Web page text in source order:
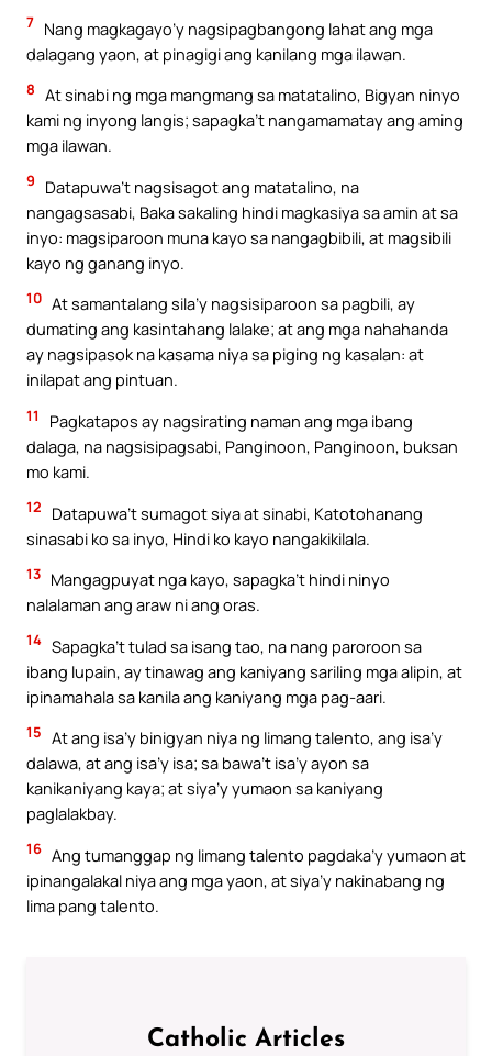
7 Nang magkagayo’y nagsipagbangong lahat ang mga
dalagang yaon, at pinagigi ang kanilang mga ilawan.
8 At sinabi ng mga mangmang sa matatalino, Bigyan ninyo
kami ng inyong langis; sapagka’t nangamamatay ang aming
mga ilawan.
9
Datapuwa’t nagsisagot ang matatalino, na
nangagsasabi, Baka sakaling hindi magkasiya sa amin at sa
inyo: magsiparoon muna kayo sa nangagbibili, at magsibili
kayo ng ganang inyo.
10 At samantalang sila’y nagsisiparoon sa pagbili, ay
dumating ang kasintahang lalake; at ang mga nahahanda
ay nagsipasok na kasama niya sa piging ng kasalan: at
inilapat ang pintuan.
11
Pagkatapos ay nagsirating naman ang mga ibang
dalaga, na nagsisipagsabi, Panginoon, Panginoon, buksan
mo kami.
12
Datapuwa’t sumagot siya at sinabi, Katotohanang
sinasabi ko sa inyo, Hindi ko kayo nangakikilala.
13 Mangagpuyat nga kayo, sapagka’t hindi ninyo
nalalaman ang araw ni ang oras.
14 Sapagka’t tulad sa isang tao, na nang paroroon sa
ibang lupain, ay tinawag ang kaniyang sariling mga alipin, at
ipinamahala sa kanila ang kaniyang mga pag-aari.
15 At ang isa’y binigyan niya ng limang talento, ang isa’y
dalawa, at ang isa’y isa; sa bawa’t isa’y ayon sa
kanikaniyang kaya; at siya’y yumaon sa kaniyang
paglalakbay.
16 Ang tumanggap ng limang talento pagdaka’y yumaon at
ipinangalakal niya ang mga yaon, at siya’y nakinabang ng
lima pang talento.
Catholic Articles